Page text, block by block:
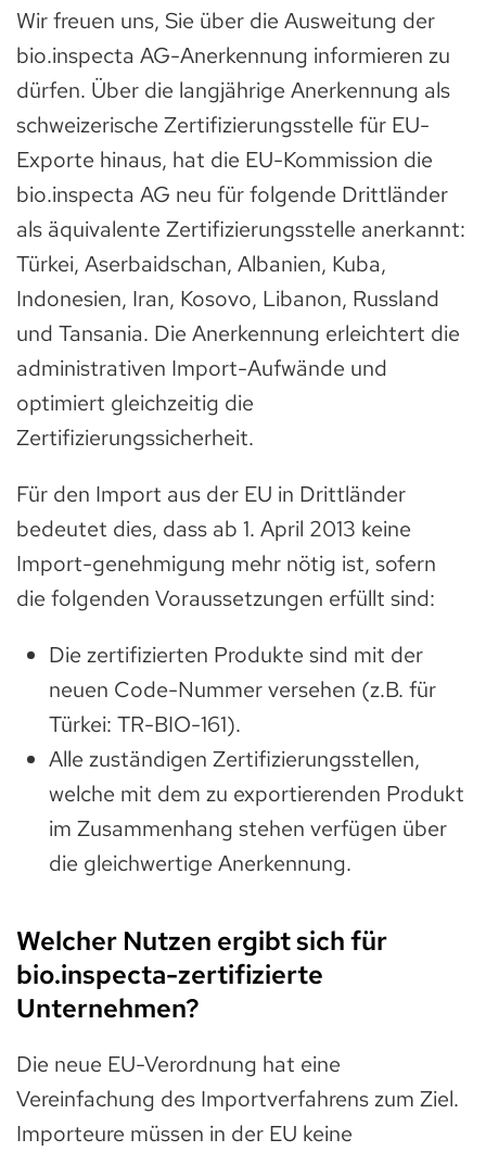
Wir freuen uns, Sie über die Ausweitung der
bio.inspecta AG-Anerkennung informieren zu
dürfen. Über die langjährige Anerkennung als
schweizerische Zertifizierungsstelle für EU-
Exporte hinaus, hat die EU-Kommission die
bio.inspecta AG neu für folgende Drittländer
als äquivalente Zertifizierungsstelle anerkannt:
Türkei, Aserbaidschan, Albanien, Kuba,
Indonesien, Iran, Kosovo, Libanon, Russland
und Tansania. Die Anerkennung erleichtert die
administrativen Import-Aufwände und
optimiert gleichzeitig die
Zertifizierungssicherheit.
Für den Import aus der EU in Drittländer
bedeutet dies, dass ab 1. April 2013 keine
Import-genehmigung mehr nötig ist, sofern
die folgenden Voraussetzungen erfüllt sind:
Die zertifizierten Produkte sind mit der
neuen Code-Nummer versehen (z.B. für
Türkei: TR-BIO-161).
Alle zuständigen Zertifizierungsstellen,
welche mit dem zu exportierenden Produkt
im Zusammenhang stehen verfügen über
die gleichwertige Anerkennung.
Welcher Nutzen ergibt sich für
bio.inspecta-zertifizierte
Unternehmen?
Die neue EU-Verordnung hat eine
Vereinfachung des Importverfahrens zum Ziel.
Importeure müssen in der EU keine